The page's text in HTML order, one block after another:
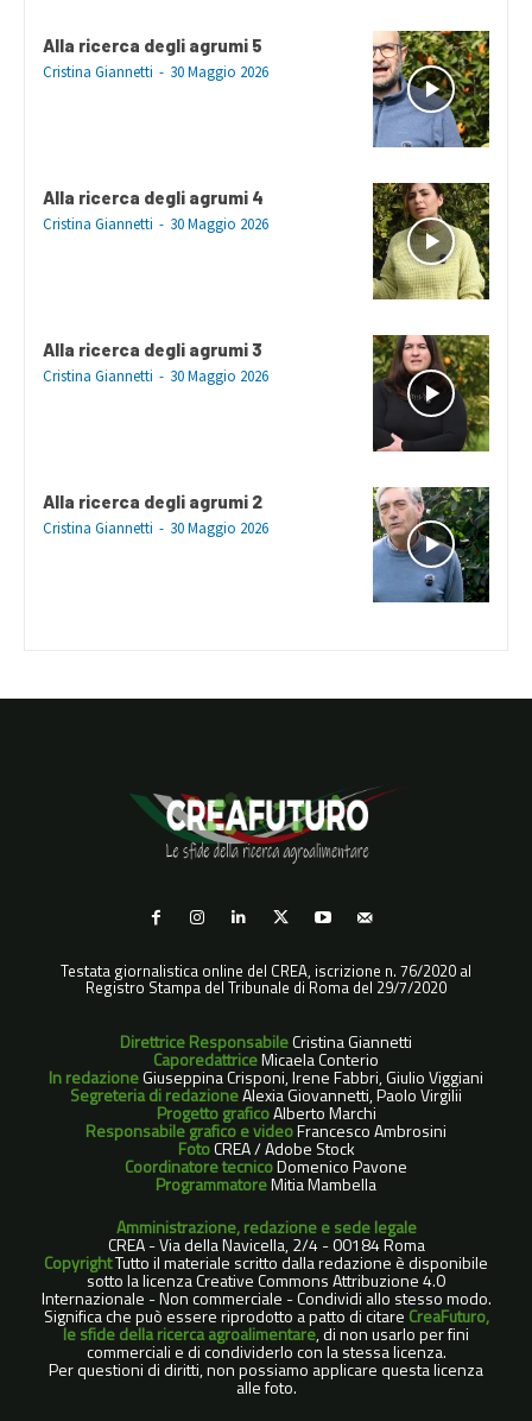
Alla ricerca degli agrumi 5
Cristina Giannetti - 30 Maggio 2026
Alla ricerca degli agrumi 4
Cristina Giannetti - 30 Maggio 2026
Alla ricerca degli agrumi 3
Cristina Giannetti - 30 Maggio 2026
Alla ricerca degli agrumi 2
Cristina Giannetti - 30 Maggio 2026
Testata giornalistica online del CREA, iscrizione n. 76/2020 al
Registro Stampa del Tribunale di Roma del 29/7/2020
Direttrice ResponsabileCristina Giannetti
CaporedattriceMicaela Conterio
In redazioneGiuseppina Crisponi, Irene Fabbri, Giulio Viggiani
Segreteria di redazioneAlexia Giovannetti, Paolo Virgilii
Progetto graficoAlberto Marchi
Responsabile grafico e videoFrancesco Ambrosini
FotoCREA / Adobe Stock
Coordinatore tecnicoDomenico Pavone
ProgrammatoreMitia Mambella
Amministrazione, redazione e sede legale
CREA - Via della Navicella, 2/4 - 00184 Roma
CopyrightTutto il materiale scritto dalla redazione è disponibile
sotto la licenza Creative Commons Attribuzione 4.0
Internazionale - Non commerciale - Condividi allo stesso modo.
Significa che può essere riprodotto a patto di citare CreaFuturo,
le sfide della ricerca agroalimentare, di non usarlo per fini
commerciali e di condividerlo con la stessa licenza.
Per questioni di diritti, non possiamo applicare questa licenza
alle foto.